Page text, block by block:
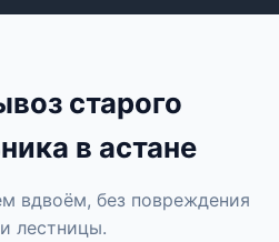
старого
в астане
вдвоём, без повреждения
лестницы.